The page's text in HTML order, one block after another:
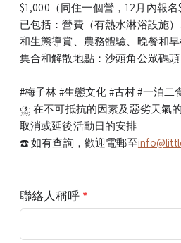
$1,000（同住一個營，12月內報名
已包括：營費（有熱水淋浴設施
和生態導賞、農務體驗、晚餐和
集合和解散地點：沙頭角公眾碼頭
#梅子林 #生態文化 #古村 #一泊二
⛈️ 在不可抵抗的因素及惡劣天氣
取消或延後活動日的安排
☎️ 如有查詢，歡迎電郵至
聯絡人稱呼 *